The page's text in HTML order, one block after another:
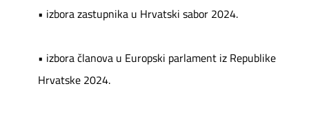
• izbora zastupnika u Hrvatski sabor 2024.
• izbora članova u Europski parlament iz Republike
Hrvatske 2024.